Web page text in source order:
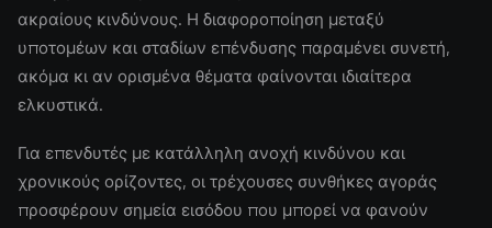
ακραίους κινδύνους. Η διαφοροποίηση μεταξύ
υποτομέων και σταδίων επένδυσης παραμένει συνετή,
ακόμα κι αν ορισμένα θέματα φαίνονται ιδιαίτερα
ελκυστικά.
Για επενδυτές με κατάλληλη ανοχή κινδύνου και
χρονικούς ορίζοντες, οι τρέχουσες συνθήκες αγοράς
προσφέρουν σημεία εισόδου που μπορεί να φανούν